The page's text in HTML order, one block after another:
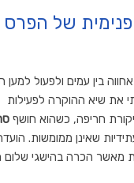
של הפרס
בין עמים ולפעול
את שיא ההוקרה לפעילות
חריפה, כשהוא חושף
שאינן ממומשות.
מאשר הכרה בהישגי שלום